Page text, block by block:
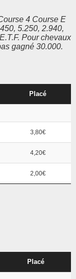
4 Course E
5.250, 2.940,
Pour chevaux
gagné 30.000.
Placé
3,80€
4,20€
2,00€
Placé